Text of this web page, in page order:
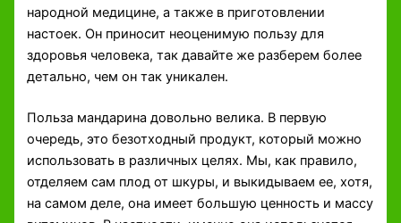
народной медицине, а также в приготовлении
настоек. Он приносит неоценимую пользу для
здоровья человека, так давайте же разберем более
детально, чем он так уникален.
Польза мандарина довольно велика. В первую
очередь, это безотходный продукт, который можно
использовать в различных целях. Мы, как правило,
отделяем сам плод от шкуры, и выкидываем ее, хотя,
на самом деле, она имеет большую ценность и массу